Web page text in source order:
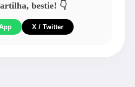
bestie! 👇
X / Twitter